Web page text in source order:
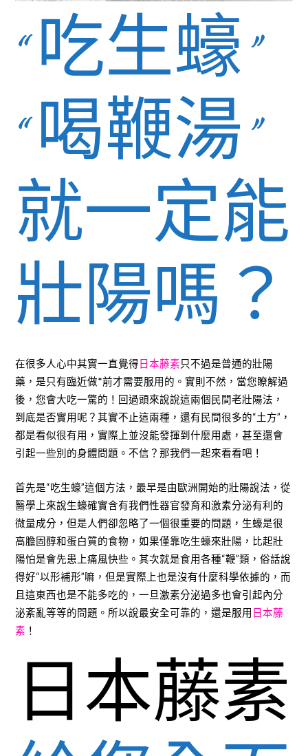
“吃生蠔”
“喝鞭湯”
就一定能
壯陽嗎？
在很多人心中其實一直覺得 日本藤素只不過是普通的壯陽
藥，是只有臨近做*前才需要服用的。實則不然，當您瞭解過
後，您會大吃一驚的！回過頭來說說這兩個民間老壯陽法，
到底是否實用呢？其實不止這兩種，還有民間很多的“土方”，
都是看似很有用，實際上並沒能發揮到什麼用處，甚至還會
引起一些別的身體問題。不信？那我們一起來看看吧！
首先是“吃生蠔”這個方法，最早是由歐洲開始的壯陽說法，從
醫學上來說生蠔確實含有我們性器官發育和激素分泌有利的
微量成分，但是人們卻忽略了一個很重要的問題，生蠔是很
高膽固醇和蛋白質的食物，如果僅靠吃生蠔來壯陽，比起壯
陽怕是會先患上痛風快些。其次就是食用各種“鞭”類，俗話說
得好“以形補形”嘛，但是實際上也是沒有什麼科學依據的，而
且這東西也是不能多吃的，一旦激素分泌過多也會引起內分
泌紊亂等等的問題。所以說最安全可靠的，還是服用 日本藤
素 ！
日本藤素